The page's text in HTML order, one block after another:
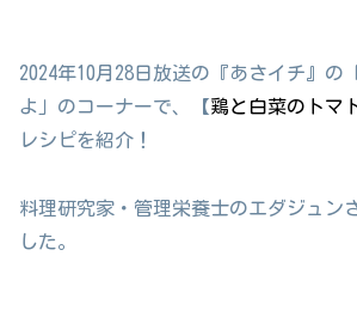
2024年10月28日放送の『あさイチ』の
よ」のコーナーで、【鶏と白菜のトマ
レシピを紹介！
料理研究家・管理栄養士のエダジュン
した。